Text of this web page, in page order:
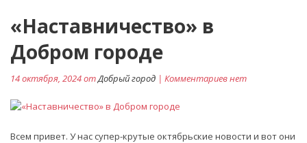
«Наставничество» в
Добром городе
14 октября, 2024 отДобрый город | Комментариев нет
Всем привет. У нас супер-крутые октябрьские новости и вот они